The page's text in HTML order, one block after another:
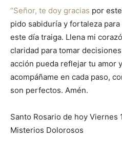
“Señor, te doy gracias por
pido sabiduría y fortaleza
este día traiga. Llena mi
claridad para tomar
acción pueda reflejar tu amor
acompáñame en cada paso,
son perfectos. Amén.
Santo Rosario de hoy Viernes
Misterios Dolorosos